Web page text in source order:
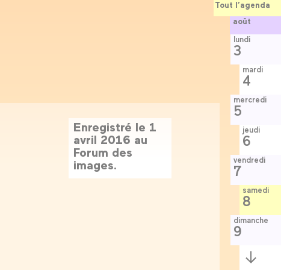
Enregistré le 1
avril 2016 au
Forum des
images.
Tout l’agenda
août
lundi
3
mardi
4
mercredi
5
jeudi
6
vendredi
7
samedi
8
dimanche
9
Semaine
suivante